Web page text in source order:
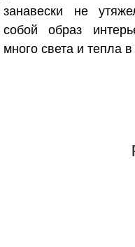
занавески не
собой образ
много света и тепла